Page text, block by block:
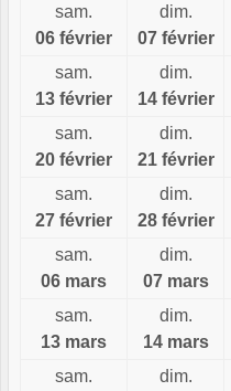
sam.
06 février
dim.
07 février
sam.
13 février
dim.
14 février
sam.
20 février
dim.
21 février
sam.
27 février
dim.
28 février
sam.
06 mars
dim.
07 mars
sam.
13 mars
dim.
14 mars
sam.
dim.